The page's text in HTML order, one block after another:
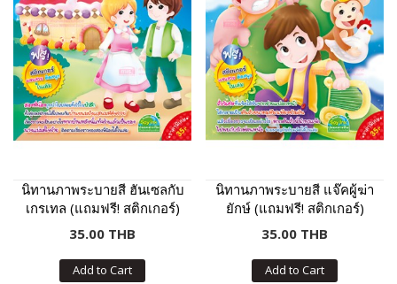
นิทานภาพระบายสี ฮันเซลกับ
เกรเทล (แถมฟรี! สติกเกอร์)
35.00 THB
Add to Cart
นิทานภาพระบายสี แจ๊คผู้ฆ่า
ยักษ์ (แถมฟรี! สติกเกอร์)
35.00 THB
Add to Cart